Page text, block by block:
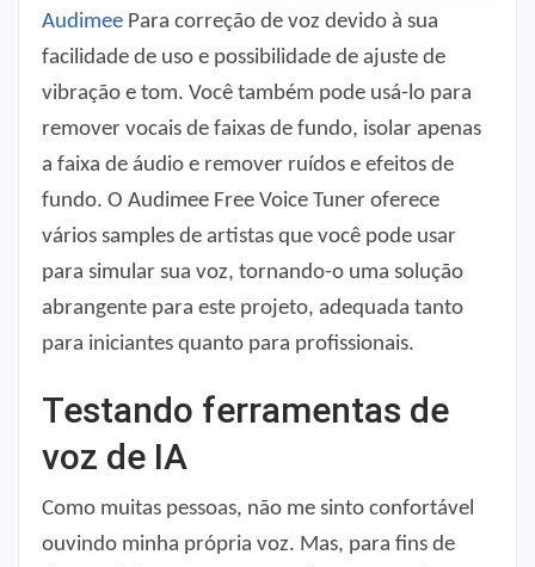
Audimee Para correção de voz devido à sua
facilidade de uso e possibilidade de ajuste de
vibração e tom. Você também pode usá-lo para
remover vocais de faixas de fundo, isolar apenas
a faixa de áudio e remover ruídos e efeitos de
fundo. O Audimee Free Voice Tuner oferece
vários samples de artistas que você pode usar
para simular sua voz, tornando-o uma solução
abrangente para este projeto, adequada tanto
para iniciantes quanto para profissionais.
Testando ferramentas de
voz de IA
Como muitas pessoas, não me sinto confortável
ouvindo minha própria voz. Mas, para fins de